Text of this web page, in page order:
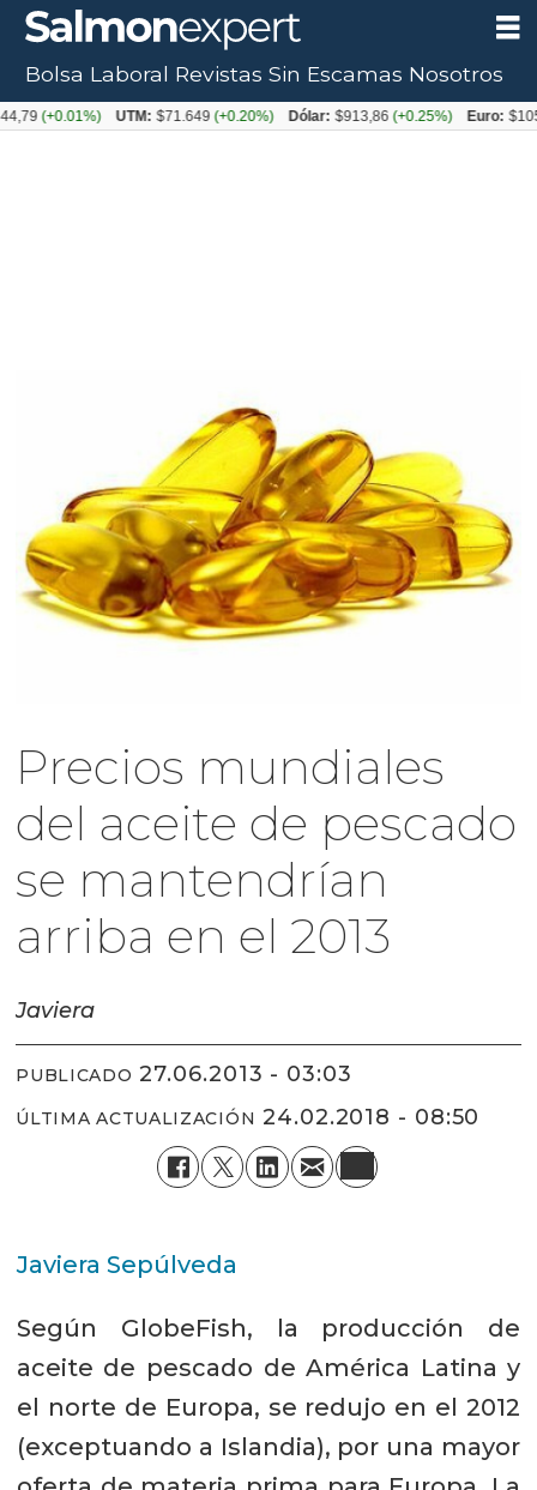
Precios mundiales
del aceite de pescado
se mantendrían
arriba en el 2013
Javiera
PUBLICADO 27.06.2013 - 03:03
ÚLTIMA ACTUALIZACIÓN 24.02.2018 - 08:50
Javiera Sepúlveda
Según GlobeFish, la producción de
aceite de pescado de América Latina y
el norte de Europa, se redujo en el 2012
(exceptuando a Islandia), por una mayor
Bolsa Laboral Revistas Sin Escamas Nosotros
UTM: $71.649(+0.20%) Dólar: $913,86(+0.25%) Euro: $1053,08